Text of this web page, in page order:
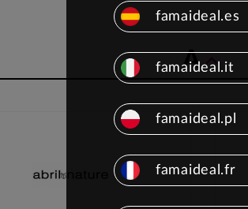
Aexpand_less
famaideal.es
famaideal.it
famaideal.pl
famaideal.fr